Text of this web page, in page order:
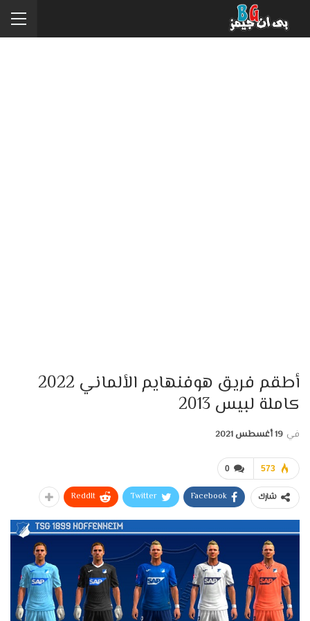
أطقم فريق هوفنهايم الألماني 2022
كاملة لبيس 2013
في 19 أغسطس 2021
0 573
شارك Facebook
Twitter
ReddIt